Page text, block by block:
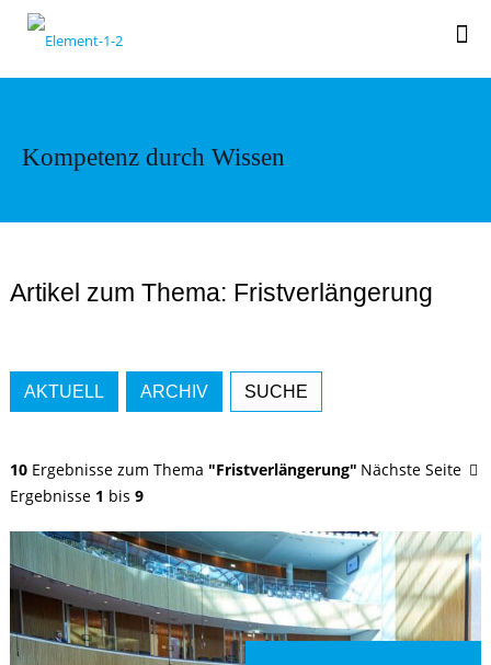
Kompetenz durch Wissen
Artikel zum Thema: Fristverlängerung
AKTUELL ARCHIV SUCHE
10 Ergebnisse zum Thema "Fristverlängerung"
Ergebnisse 1 bis9
Nächste Seite